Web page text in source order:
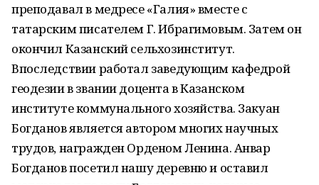
преподавал в медресе «Галия» вместе с
татарским писателем Г. Ибрагимовым. Затем он
окончил Казанский сельхозинститут.
Впоследствии работал заведующим кафедрой
геодезии в звании доцента в Казанском
институте коммунального хозяйства. Закуан
Богданов является автором многих научных
трудов, награжден Орденом Ленина. Анвар
Богданов посетил нашу деревню и оставил